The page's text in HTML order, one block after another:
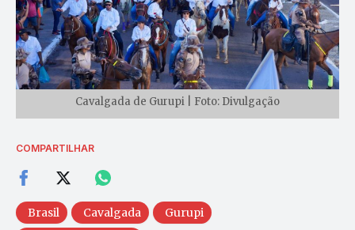
Cavalgada de Gurupi | Foto: Divulgação
COMPARTILHAR
Brasil Cavalgada
Gurupi